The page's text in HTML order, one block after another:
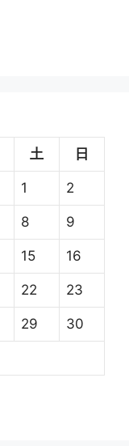
土 日
1 2
8 9
15 16
22 23
29 30